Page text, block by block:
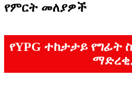
የምርት መለያዎች
የYPG ተከታታይ